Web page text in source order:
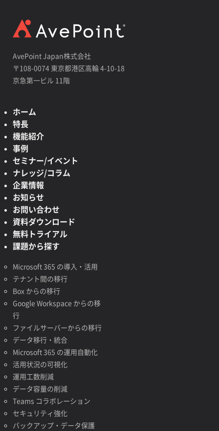
AvePoint Japan株式会社
〒108-0074 東京都港区高輪 4-10-18
京急第一ビル 11階
ホーム
特長
機能紹介
事例
セミナー/イベント
ナレッジ/コラム
企業情報
お知らせ
お問い合わせ
資料ダウンロード
無料トライアル
課題から探す
Microsoft 365 の導入・活用
テナント間の移行
Box からの移行
Google Workspace からの移
行
ファイルサーバーからの移行
データ移行・統合
Microsoft 365 の運用自動化
活用状況の可視化
運用工数削減
データ容量の削減
Teams コラボレーション
セキュリティ強化
バックアップ・データ保護